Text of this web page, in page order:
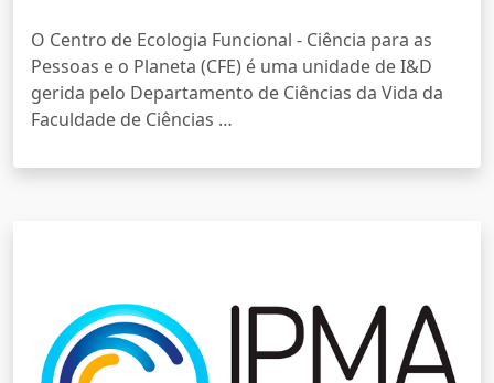
O Centro de Ecologia Funcional - Ciência para as
Pessoas e o Planeta (CFE) é uma unidade de I&D
gerida pelo Departamento de Ciências da Vida da
Faculdade de Ciências …